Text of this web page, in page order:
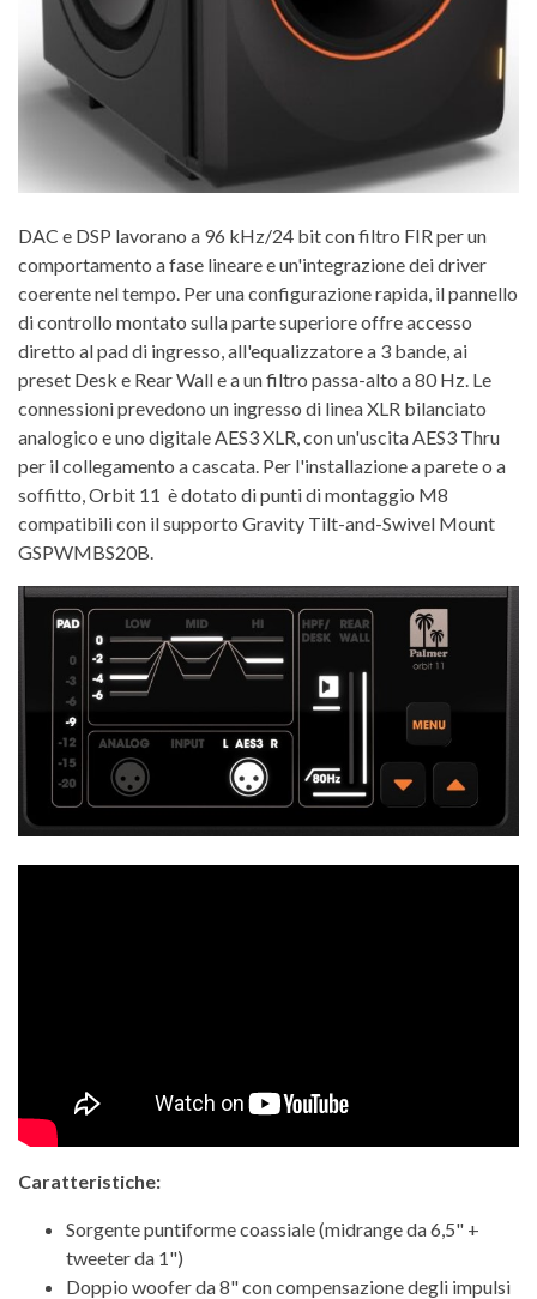
DAC e DSP lavorano a 96 kHz/24 bit con filtro FIR per un
comportamento a fase lineare e un'integrazione dei driver
coerente nel tempo. Per una configurazione rapida, il pannello
di controllo montato sulla parte superiore offre accesso
diretto al pad di ingresso, all'equalizzatore a 3 bande, ai
preset Desk e Rear Wall e a un filtro passa-alto a 80 Hz. Le
connessioni prevedono un ingresso di linea XLR bilanciato
analogico e uno digitale AES3 XLR, con un'uscita AES3 Thru
per il collegamento a cascata. Per l'installazione a parete o a
soffitto, Orbit 11 è dotato di punti di montaggio M8
compatibili con il supporto Gravity Tilt-and-Swivel Mount
GSPWMBS20B.
Caratteristiche:
Sorgente puntiforme coassiale (midrange da 6,5" +
tweeter da 1")
Doppio woofer da 8" con compensazione degli impulsi